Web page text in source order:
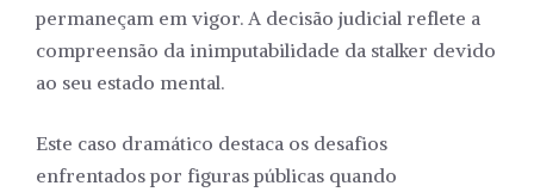
permaneçam em vigor. A decisão judicial reflete a
compreensão da inimputabilidade da stalker devido
ao seu estado mental.
Este caso dramático destaca os desafios
enfrentados por figuras públicas quando